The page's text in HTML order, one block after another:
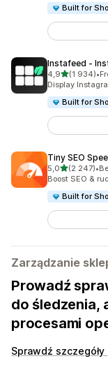
Built for
Instafeed ‑
4,9na 5(1 934)
Łączna liczba•
Display
Built for
Tiny SEO
5,0na 5(2 247)
Łączna liczba
•
Boost SEO &
Built for
Zarządzanie
Prowadź
do śledzenia,
procesami
Sprawdź szczegóły